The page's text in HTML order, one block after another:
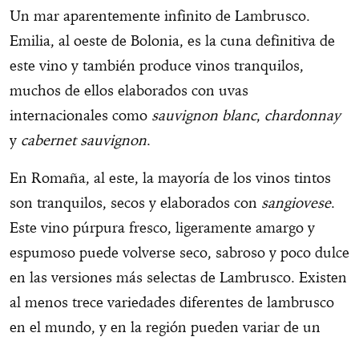
Un mar aparentemente infinito de Lambrusco.
Emilia, al oeste de Bolonia, es la cuna definitiva de
este vino y también produce vinos tranquilos,
muchos de ellos elaborados con uvas
internacionales como sauvignon blanc, chardonnay
y cabernet sauvignon.
En Romaña, al este, la mayoría de los vinos tintos
son tranquilos, secos y elaborados con sangiovese.
Este vino púrpura fresco, ligeramente amargo y
espumoso puede volverse seco, sabroso y poco dulce
en las versiones más selectas de Lambrusco. Existen
al menos trece variedades diferentes de lambrusco
en el mundo, y en la región pueden variar de un